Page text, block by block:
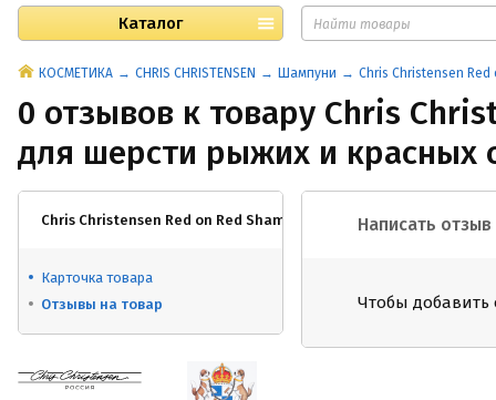
Каталог
КОСМЕТИКА CHRIS CHRISTENSEN Шампуни Chris Christensen
0 отзывов к товару Chris
для шерсти рыжих и красных
Chris Christensen Red on Red Shampoo/ Шампунь для шерсти
Карточка товара
Отзывы на товар
Написать отзыв
Чтобы добавить